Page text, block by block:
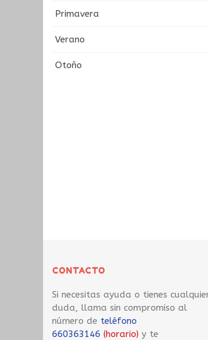
Primavera
Verano
Otoño
CONTACTO
Si necesitas ayuda o tienes
duda, llama sin compromiso al
número de teléfono
660363146 (horario) y te